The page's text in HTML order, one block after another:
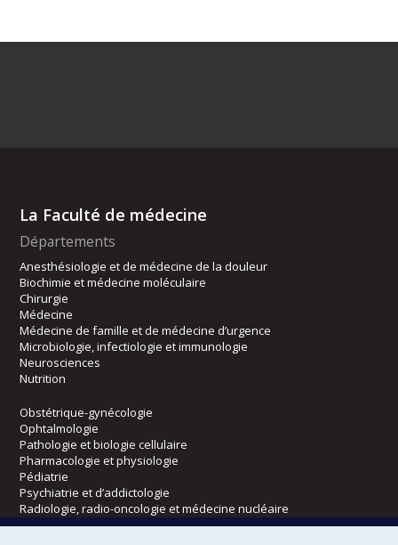
La Faculté de médecine
Départements
Anesthésiologie et de médecine de la douleur
Biochimie et médecine moléculaire
Chirurgie
Médecine
Médecine de famille et de médecine d’urgence
Microbiologie, infectiologie et immunologie
Neurosciences
Nutrition
Obstétrique-gynécologie
Ophtalmologie
Pathologie et biologie cellulaire
Pharmacologie et physiologie
Pédiatrie
Psychiatrie et d’addictologie
Radiologie, radio-oncologie et médecine nucléaire